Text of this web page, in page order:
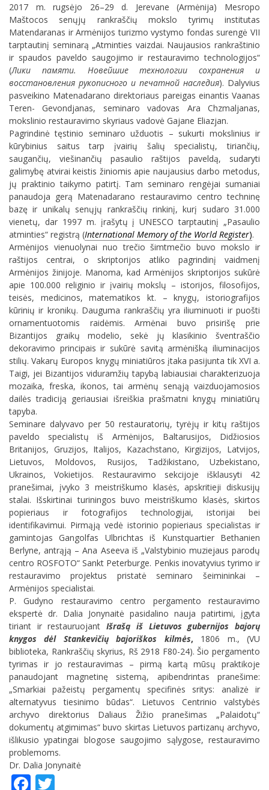
2017 m. rugsėjo 26–29 d. Jerevane (Armėnija) Mesropo
Maštocos senųjų rankraščių mokslo tyrimų institutas
Matendaranas ir Armėnijos turizmo vystymo fondas surengė VII
tarptautinį seminarą „Atminties vaizdai. Naujausios rankraštinio
ir spaudos paveldo saugojimo ir restauravimo technologijos“
(Лики памяти. Новейшие технологии сохранения и
восстановления рукописного и печатной наследия). Dalyvius
pasveikino Matenadarano direktoriaus pareigas einantis Vaanas
Teren- Gevondjanas, seminaro vadovas Ara Chzmaljanas,
mokslinio restauravimo skyriaus vadovė Gajane Eliazjan.
Pagrindinė tęstinio seminaro užduotis – sukurti mokslinius ir
kūrybinius saitus tarp įvairių šalių specialistų, tiriančių,
saugančių, viešinančių pasaulio raštijos paveldą, sudaryti
galimybę atvirai keistis žiniomis apie naujausius darbo metodus,
jų praktinio taikymo patirtį. Tam seminaro rengėjai sumaniai
panaudoja gerą Matenadarano restauravimo centro techninę
bazę ir unikalų senųjų rankraščių rinkinį, kurį sudaro 31.000
vienetų, dar 1997 m. įrašytų į UNESCO tarptautinį „Pasaulio
atminties“ registrą (International Memory of the World Register).
Armėnijos vienuolynai nuo trečio šimtmečio buvo mokslo ir
raštijos centrai, o skriptorijos atliko pagrindinį vaidmenį
Armėnijos žinijoje. Manoma, kad Armėnijos skriptorijos sukūrė
apie 100.000 religinio ir įvairių mokslų – istorijos, filosofijos,
teisės, medicinos, matematikos kt. – knygų, istoriografijos
kūrinių ir kronikų. Dauguma rankraščių yra iliuminuoti ir puošti
ornamentuotomis raidėmis. Armėnai buvo prisirišę prie
Bizantijos graikų modelio, sekė jų klasikinio šventraščio
dekoravimo principais ir sukūrė savitą armėnišką iliuminacijos
stilių. Vakarų Europos knygų miniatiūros įtaka pasijunta tik XVI a.
Taigi, jei Bizantijos viduramžių tapybą labiausiai charakterizuoja
mozaika, freska, ikonos, tai armėnų senąją vaizduojamosios
dailės tradiciją geriausiai išreiškia prašmatni knygų miniatiūrų
tapyba.
Seminare dalyvavo per 50 restauratorių, tyrėjų ir kitų raštijos
paveldo specialistų iš Armėnijos, Baltarusijos, Didžiosios
Britanijos, Gruzijos, Italijos, Kazachstano, Kirgizijos, Latvijos,
Lietuvos, Moldovos, Rusijos, Tadžikistano, Uzbekistano,
Ukrainos, Vokietijos. Restauravimo sekcijoje išklausyti 42
pranešimai, įvyko 3 meistriškumo klasės, apskritieji diskusijų
stalai. Išskirtinai turiningos buvo meistriškumo klasės, skirtos
popieriaus ir fotografijos technologijai, istorijai bei
identifikavimui. Pirmąją vedė istorinio popieriaus specialistas ir
gamintojas Gangolfas Ulbrichtas iš Kunstquartier Bethanien
Berlyne, antrąją – Ana Aseeva iš „Valstybinio muziejaus parodų
centro ROSFOTO“ Sankt Peterburge. Penkis inovatyvius tyrimo ir
restauravimo projektus pristatė seminaro šeimininkai –
Armėnijos specialistai.
P. Gudyno restauravimo centro pergamento restauravimo
ekspertė dr. Dalia Jonynaitė pasidalino nauja patirtimi, įgyta
tiriant ir restauruojantIšrašą iš Lietuvos gubernijos bajorų
knygos dėl Stankevičių bajoriškos kilmės, 1806 m., (VU
biblioteka, Rankraščių skyrius, Rš 2918 F80-24). Šio pergamento
tyrimas ir jo restauravimas – pirmą kartą mūsų praktikoje
panaudojant magnetinę sistemą, apibendrintas pranešime:
„Smarkiai pažeistų pergamentų specifinės sritys: analizė ir
alternatyvus tiesinimo būdas“. Lietuvos Centrinio valstybės
archyvo direktorius Daliaus Žižio pranešimas „Palaidotų“
dokumentų atgimimas“ buvo skirtas Lietuvos partizanų archyvo,
išlikusio ypatingai blogose saugojimo sąlygose, restauravimo
problemoms.
Dr. Dalia Jonynaitė
Facebook